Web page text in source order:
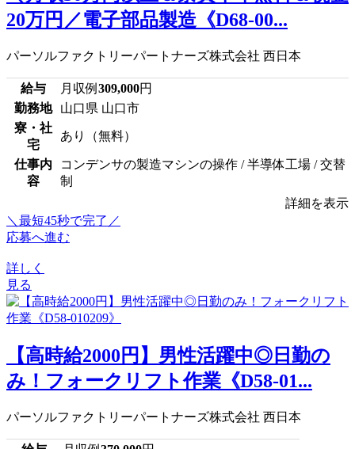
20万円／電子部品製造《D68-00...
パーソルファクトリーパートナーズ株式会社 西日本
給与 月収例 309,000円
勤務地
山口県 山口市
寮・社
宅
あり（無料）
仕事内
容
コンデンサの製造マシンの操作 / 半導体工場 / 交替
制
詳細を表示
＼最短45秒で完了／
応募へ進む
詳しく
見る
【高時給2000円】男性活躍中◎日勤の
み！フォークリフト作業《D58-01...
パーソルファクトリーパートナーズ株式会社 西日本